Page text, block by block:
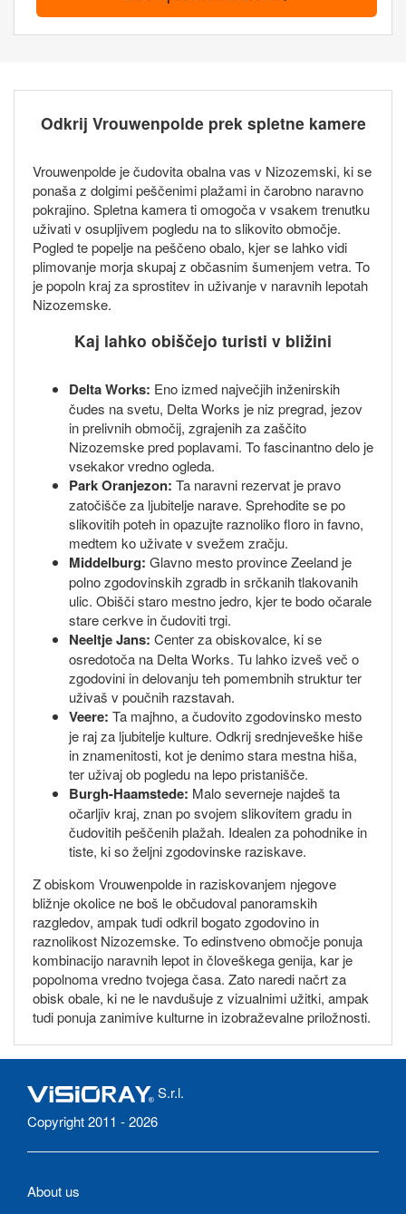
Odkrij Vrouwenpolde prek spletne kamere
Vrouwenpolde je čudovita obalna vas v Nizozemski, ki se
ponaša z dolgimi peščenimi plažami in čarobno naravno
pokrajino. Spletna kamera ti omogoča v vsakem trenutku
uživati v osupljivem pogledu na to slikovito območje.
Pogled te popelje na peščeno obalo, kjer se lahko vidi
plimovanje morja skupaj z občasnim šumenjem vetra. To
je popoln kraj za sprostitev in uživanje v naravnih lepotah
Nizozemske.
Kaj lahko obiščejo turisti v bližini
Delta Works: Eno izmed največjih inženirskih
čudes na svetu, Delta Works je niz pregrad, jezov
in prelivnih območij, zgrajenih za zaščito
Nizozemske pred poplavami. To fascinantno delo je
vsekakor vredno ogleda.
Park Oranjezon: Ta naravni rezervat je pravo
zatočišče za ljubitelje narave. Sprehodite se po
slikovitih poteh in opazujte raznoliko floro in favno,
medtem ko uživate v svežem zračju.
Middelburg: Glavno mesto province Zeeland je
polno zgodovinskih zgradb in srčkanih tlakovanih
ulic. Obišči staro mestno jedro, kjer te bodo očarale
stare cerkve in čudoviti trgi.
Neeltje Jans: Center za obiskovalce, ki se
osredotoča na Delta Works. Tu lahko izveš več o
zgodovini in delovanju teh pomembnih struktur ter
uživaš v poučnih razstavah.
Veere: Ta majhno, a čudovito zgodovinsko mesto
je raj za ljubitelje kulture. Odkrij srednjeveške hiše
in znamenitosti, kot je denimo stara mestna hiša,
ter uživaj ob pogledu na lepo pristanišče.
Burgh-Haamstede: Malo severneje najdeš ta
očarljiv kraj, znan po svojem slikovitem gradu in
čudovitih peščenih plažah. Idealen za pohodnike in
tiste, ki so željni zgodovinske raziskave.
Z obiskom Vrouwenpolde in raziskovanjem njegove
bližnje okolice ne boš le občudoval panoramskih
razgledov, ampak tudi odkril bogato zgodovino in
raznolikost Nizozemske. To edinstveno območje ponuja
kombinacijo naravnih lepot in človeškega genija, kar je
popolnoma vredno tvojega časa. Zato naredi načrt za
obisk obale, ki ne le navdušuje z vizualnimi užitki, ampak
tudi ponuja zanimive kulturne in izobraževalne priložnosti.
S.r.l.
Copyright 2011 - 2026
About us